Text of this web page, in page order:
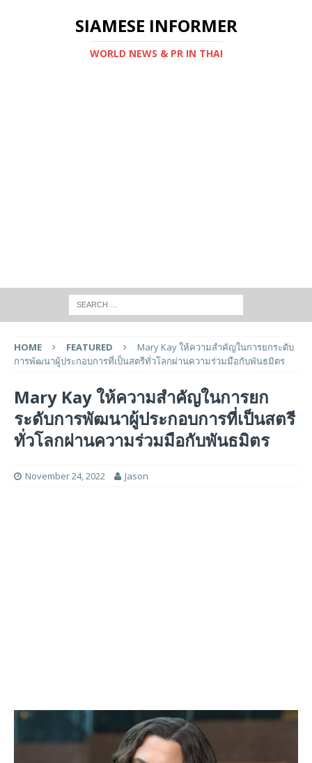
SIAMESE INFORMER
WORLD NEWS & PR IN THAI
HOME FEATURED
Mary Kay ให้ความสำคัญในการยกระดับ
การพัฒนาผู้ประกอบการที่เป็นสตรีทั่วโลกผ่านความร่วมมือกับพันธมิตร
Mary Kay ให้ความสำคัญในการยก
ระดับการพัฒนาผู้ประกอบการที่เป็นสตรี
ทั่วโลกผ่านความร่วมมือกับพันธมิตร
November 24, 2022 Jason